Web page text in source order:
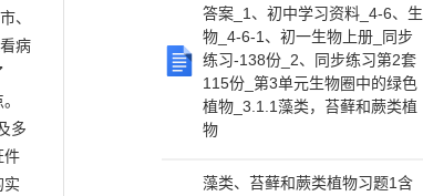
答案_1、初中学习资料_4-6、生
物_4-6-1、初一生物上册_同步
练习-138份_2、同步练习第2套
115份_第3单元生物圈中的绿色
植物_3.1.1藻类，苔藓和蕨类植
物
藻类、苔藓和蕨类植物习题1含